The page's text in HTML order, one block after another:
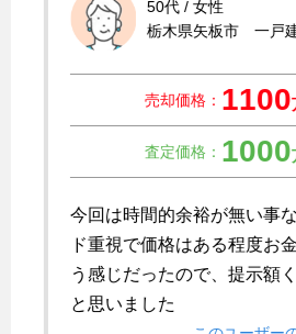
50代 / 女性
栃木県矢板市 一戸
売却価格： 1100
査定価格： 1000
今回は時間的余裕が無い事
ド重視で価格はある程度お
う感じだったので、提示額
と思いました